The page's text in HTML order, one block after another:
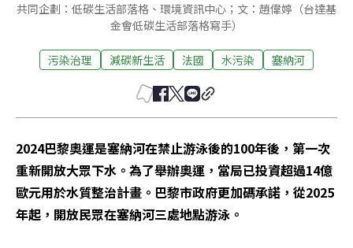
共同企劃：低碳生活部落格、環境資訊中心；文：趙偉婷（台達基
金會低碳生活部落格寫手）
污染治理 減碳新生活 法國 水污染 塞納河
2024巴黎奧運是塞納河在禁止游泳後的100年後，第一次
重新開放大眾下水。為了舉辦奧運，當局已投資超過14億
歐元用於水質整治計畫。巴黎市政府更加碼承諾，從2025
年起，開放民眾在塞納河三處地點游泳。